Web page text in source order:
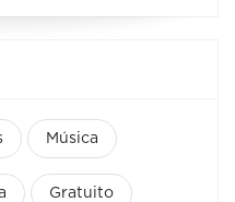
Música
Gratuito